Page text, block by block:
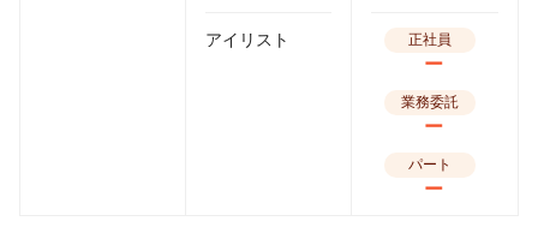
アイリスト 正社員
ー
業務委託
ー
パート
ー